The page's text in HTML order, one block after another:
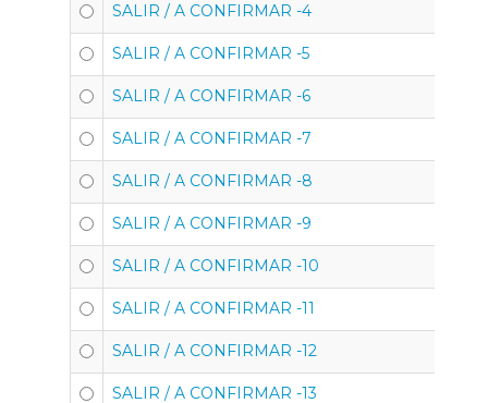
SALIR / A CONFIRMAR -4
SALIR / A CONFIRMAR -5
SALIR / A CONFIRMAR -6
SALIR / A CONFIRMAR -7
SALIR / A CONFIRMAR -8
SALIR / A CONFIRMAR -9
SALIR / A CONFIRMAR -10
SALIR / A CONFIRMAR -11
SALIR / A CONFIRMAR -12
SALIR / A CONFIRMAR -13